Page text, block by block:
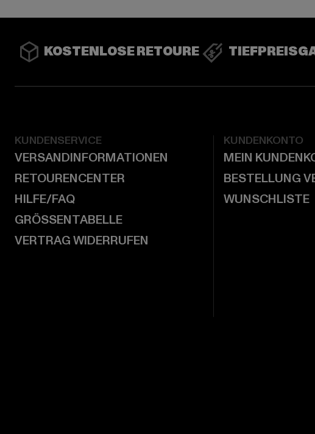
KOSTENLOSE RETOURE
KUNDENSERVICE
VERSANDINFORMATIONEN
RETOURENCENTER
HILFE/FAQ
GRÖSSENTABELLE
VERTRAG WIDERRUFEN
KUNDENKONTO
MEIN
BESTELLUNG
WUNSCHLISTE